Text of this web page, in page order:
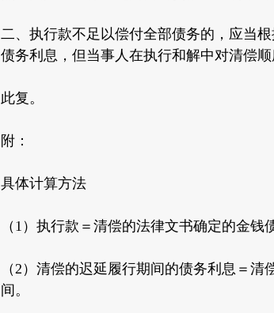
二、执行款不足以偿付全部债务的，应当
债务利息，但当事人在执行和解中对清偿顺
此复。
附：
具体计算方法
（1）执行款＝清偿的法律文书确定的金钱
（2）清偿的迟延履行期间的债务利息＝
间。